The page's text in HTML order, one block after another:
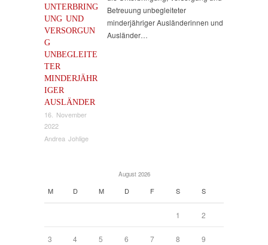
UNTERBRING
UNG UND
VERSORGUN
G
UNBEGLEITE
TER
MINDERJÄHR
IGER
AUSLÄNDER
16. November
2022
Andrea Johlige
Betreuung unbegleiteter
minderjähriger Ausländerinnen und
Ausländer…
August 2026
M D M D F S S
1 2
3 4 5 6 7 8 9